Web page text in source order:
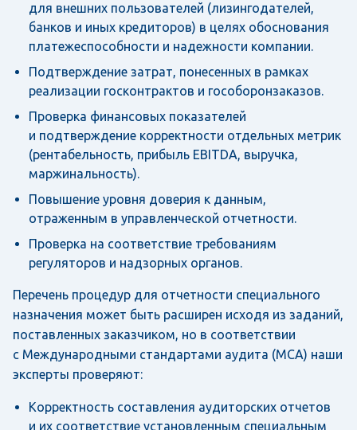
для внешних пользователей (лизингодателей,
банков и иных кредиторов) в целях обоснования
платежеспособности и надежности компании.
Подтверждение затрат, понесенных в рамках
реализации госконтрактов и гособоронзаказов.
Проверка финансовых показателей
и подтверждение корректности отдельных метрик
(рентабельность, прибыль EBITDA, выручка,
маржинальность).
Повышение уровня доверия к данным,
отраженным в управленческой отчетности.
Проверка на соответствие требованиям
регуляторов и надзорных органов.
Перечень процедур для отчетности специального
назначения может быть расширен исходя из заданий,
поставленных заказчиком, но в соответствии
с Международными стандартами аудита (МСА) наши
эксперты проверяют:
Корректность составления аудиторских отчетов
и их соответствие установленным специальным